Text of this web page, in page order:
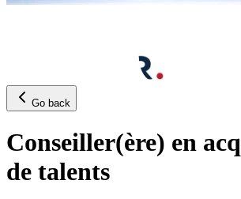
Go back
Conseiller(ère) en
de talents